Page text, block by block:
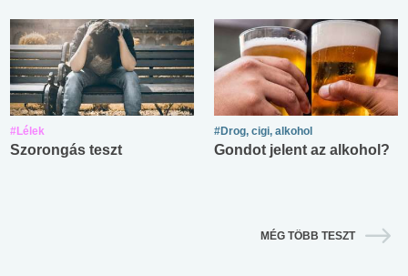
#Lélek
Szorongás teszt
#Drog, cigi, alkohol
Gondot jelent az alkohol?
MÉG TÖBB TESZT